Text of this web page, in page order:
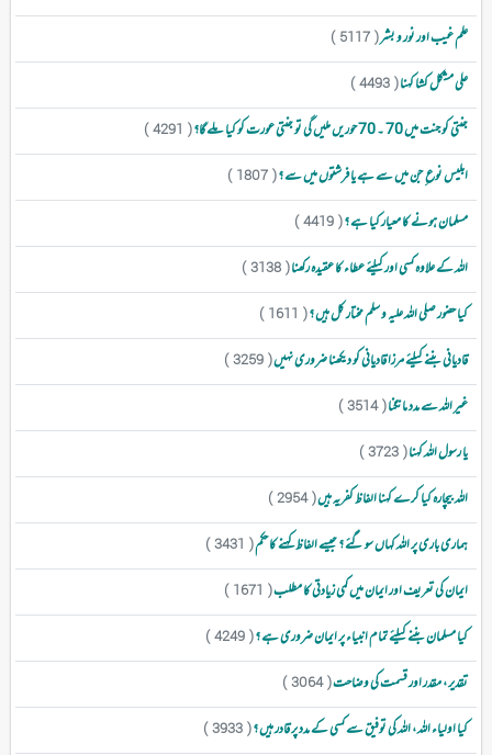
علم غیب اور نور و بشر( 5117 )
علی مشکل کشا کہنا( 4493 )
جنتی کو جنت میں 70 ۔ 70 حوریں ملیں گی تو جنتی عورت کو کیا ملے گا؟ ( 4291 )
ابلیس نوع ِ جن میں سے ہے یا فرشتوں میں سے ؟( 1807 )
مسلمان ہونے کا معیار کیا ہے ؟( 4419 )
اللہ کے علاوہ کسی اور کیلئے عطاء کا عقیدہ رکھنا( 3138 )
کیا حضور صلی اللہ علیہ و سلم مختار کل ہیں ؟( 1611 )
قادیانی بننے کیلئے مرزا قادیانی کو دیکھنا ضروری نہیں( 3259 )
غیر اللہ سے مدد مانگنا( 3514 )
یا رسول اللہ کہنا( 3723 )
اللہ بیچارہ کیا کرے کہنا الفاظ کفریہ ہیں( 2954 )
ہماری باری پر اللہ کہاں سو گئے ؟ جیسے الفاظ کہنے کا حکم( 3431 )
ایمان کی تعریف اور ایمان میں کمی زیادتی کا مطلب( 1671 )
کیا مسلمان بننے کیلئے تمام انبیاء پر ایمان ضروری ہے ؟( 4249 )
تقدیر ، مقدر اور قسمت کی وضاحت( 3064 )
کیا اولیاء اللہ ، اللہ کی توفیق سے کسی کے مدد پر قادر ہیں ؟( 3933 )